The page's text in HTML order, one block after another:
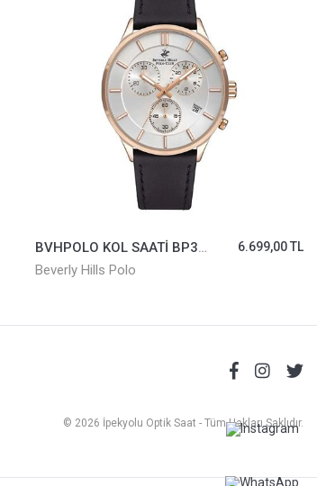
BVHPOLO KOL SAATİ BP3280X.431
Beverly Hills Polo
6.699,00 TL
© 2026 İpekyolu Optik Saat - Tüm Hakları Saklıdır.